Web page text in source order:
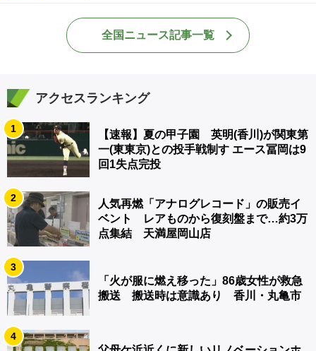
全国ニュース記事一覧
アクセスランキング
1
【速報】夏の甲子園 英明(香川)が関東第
一(東東京)との投手戦制す エース冨岡は9
回1失点完投
2
人気再燃「アナログレコード」の販売イ
ベント レアものから復刻盤まで…約3万
点集結 天満屋岡山店
3
「火が服に燃え移った」86歳女性が救急
搬送 搬送時は意識あり 香川・丸亀市
4